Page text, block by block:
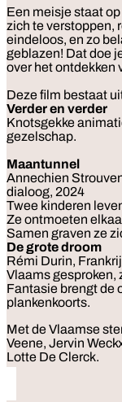
Een meisje staat
zich te verstoppen,
eindeloos, en zo
geblazen! Dat doe
over het ontdekken
Deze film bestaat
Verder en verder
Knotsgekke
gezelschap.
Maantunnel
Annechien
dialoog, 2024
Twee kinderen
Ze ontmoeten
Samen graven ze
De grote droom
Rémi Durin,
Vlaams gesproken,
Fantasie brengt de
plankenkoorts.
Met de Vlaamse
Veene, Jervin
Lotte De Clerck.